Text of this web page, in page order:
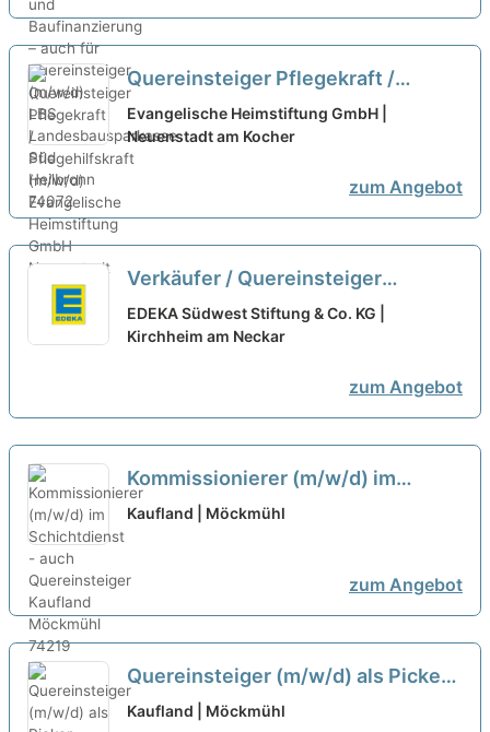
Quereinsteiger Pflegekraft /
Pflegehilfskraft (m/w/d) neu
Evangelische Heimstiftung GmbH |
Neuenstadt am Kocher
zum Angebot
Verkäufer / Quereinsteiger
Frischetheke (m/w/d) neu
EDEKA Südwest Stiftung & Co. KG |
Kirchheim am Neckar
zum Angebot
Kommissionierer (m/w/d) im
Schichtdienst - auch
Kaufland | Möckmühl
zum Angebot
Quereinsteiger (m/w/d) als Picker
Schichtarbeit neu
Kaufland | Möckmühl